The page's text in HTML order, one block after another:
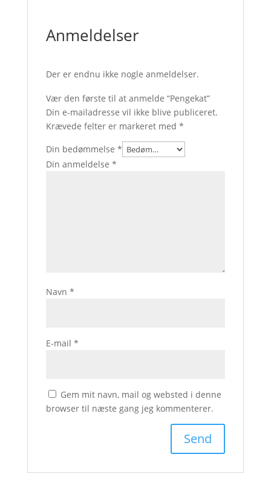
Anmeldelser
Der er endnu ikke nogle anmeldelser.
Vær den første til at anmelde “Pengekat”
Din e-mailadresse vil ikke blive publiceret.
Krævede felter er markeret med *
Din bedømmelse *
Din anmeldelse *
Navn *
E-mail *
Gem mit navn, mail og websted i denne
browser til næste gang jeg kommenterer.